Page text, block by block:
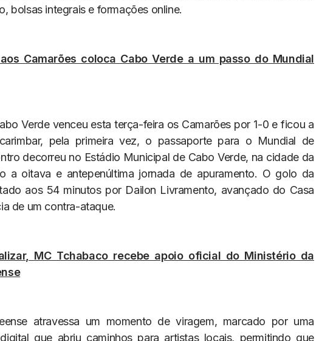
bolsas integrais e formações online.
Camarões coloca Cabo Verde a um passo do Mundial
Verde venceu esta terça-feira os Camarões por 1-0 e ficou a
pela primeira vez, o passaporte para o Mundial de
decorreu no Estádio Municipal de Cabo Verde, na cidade da
a oitava e antepenúltima jornada de apuramento. O golo da
aos 54 minutos por Dailon Livramento, avançado do Casa
de um contra-ataque.
MC Tchabaco recebe apoio oficial do Ministério da
atravessa um momento de viragem, marcado por uma
que abriu caminhos para artistas locais, permitindo que